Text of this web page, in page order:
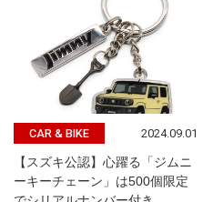
CAR & BIKE 2024.09.01
【スズキ公認】心躍る「ジムニ
ーキーチェーン」は500個限定